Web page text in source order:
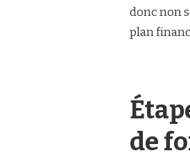
donc non
plan
de